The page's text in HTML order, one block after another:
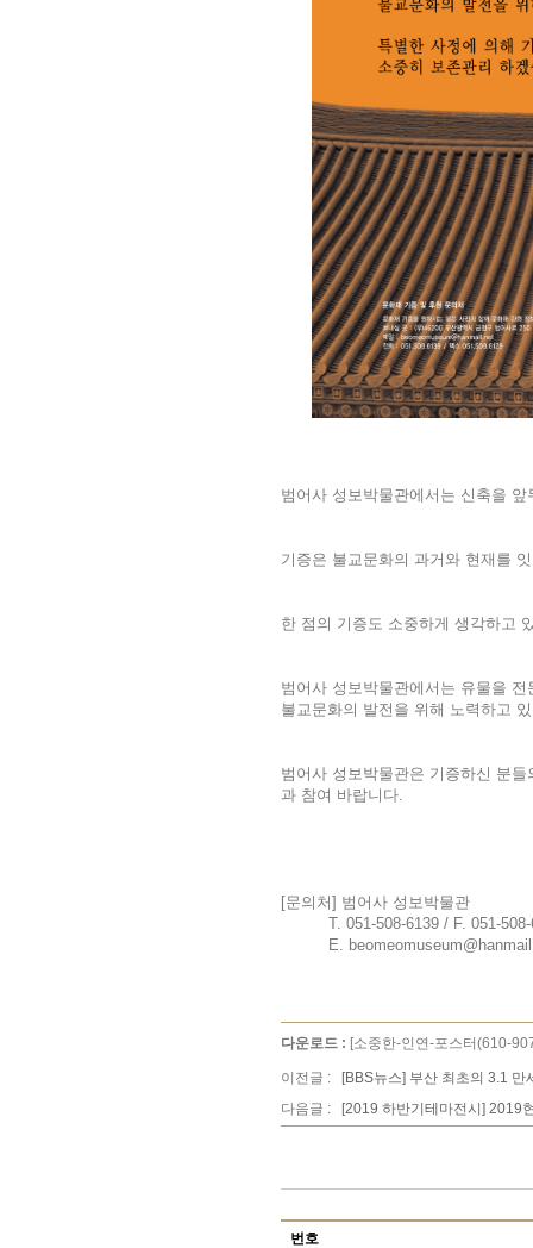
범어사 성보박물관에서는 신축을
기증은 불교문화의 과거와 현재를
한 점의 기증도 소중하게 생각하고
범어사 성보박물관에서는 유물을
불교문화의 발전을 위해 노력하고
범어사 성보박물관은 기증하신 분
과 참여 바랍니다
[문의처] 범어사 성보박물관
T. 051-508-6139 / F. 051-508-
E.
다운로드 : [소중한-인연-포스터(610-
이전글 :
[BBS뉴스] 부산 최초의 3.1
다음글 :
[2019 하반기테마전시] 2019
번호